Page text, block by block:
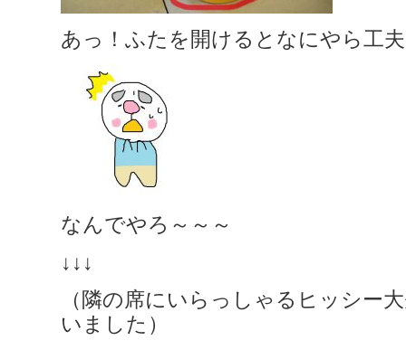
あっ！ふたを開けるとなにやら工
なんでやろ～～～
↓↓↓
（隣の席にいらっしゃるヒッシー
いました）